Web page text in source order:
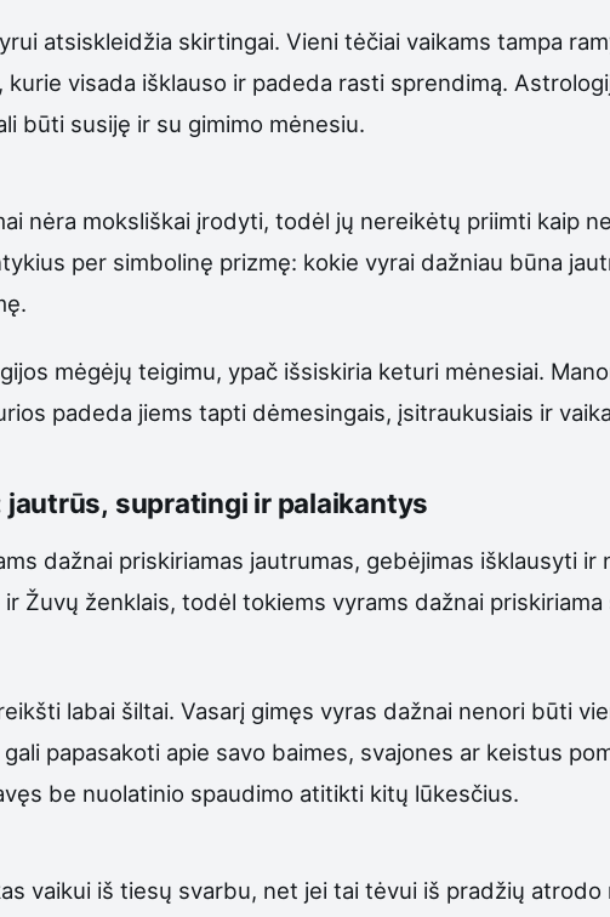
atsiskleidžia skirtingai. Vieni tėčiai vaikams tampa
visada išklauso ir padeda rasti sprendimą.
būti susiję ir su gimimo mėnesiu.
nėra moksliškai įrodyti, todėl jų nereikėtų priimti kaip
per simbolinę prizmę: kokie vyrai dažniau būna
mėgėjų teigimu, ypač išsiskiria keturi mėnesiai.
padeda jiems tapti dėmesingais, įsitraukusiais ir
jautrūs, supratingi ir palaikantys
dažnai priskiriamas jautrumas, gebėjimas išklausyti
Žuvų ženklais, todėl tokiems vyrams dažnai
labai šiltai. Vasarį gimęs vyras dažnai nenori būti
papasakoti apie savo baimes, svajones ar keistus
be nuolatinio spaudimo atitikti kitų lūkesčius.
vaikui iš tiesų svarbu, net jei tai tėvui iš pradžių